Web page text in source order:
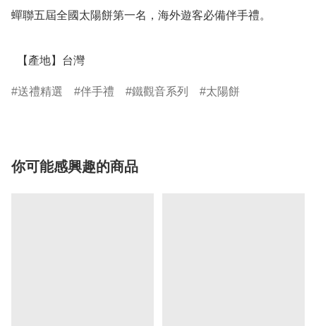
蟬聯五屆全國太陽餅第一名，海外遊客必備伴手禮。
  【產地】台灣
送禮精選 伴手禮 鐵觀音系列 太陽餅
你可能感興趣的商品